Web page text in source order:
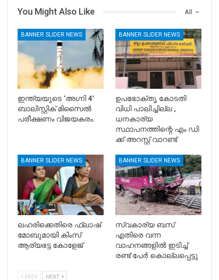
All
You Might Also Like
BANNER SLIDER NEWS
ഇന്ത്യയുടെ ‘അഗ്നി 4’
ബാലിസ്റ്റിക് മിസൈൽ
പരീക്ഷണം വിജയകരം.
BANNER SLIDER NEWS
ഉപഭോക്തൃ കോടതി
വിധി പാലിച്ചില്ല ,
ധനകാര്യ
സ്ഥാപനത്തിന്റെ എം ഡി
ക്ക് അറസ്റ്റ് വാറണ്ട്
BANNER SLIDER NEWS
ലഹരിക്കെതിരെ ഫ്ലാഷ്
മോബുമായി കിംസ്
ആര്യഭട്ട കോളേജ്
BANNER SLIDER NEWS
സ്വകാര്യ ബസ്
എതിരെ വന്ന
വാഹനങ്ങളിൽ ഇടിച്ച്
രണ്ട് പേർ കൊല്ലപ്പെട്ടു
PREV NEXT